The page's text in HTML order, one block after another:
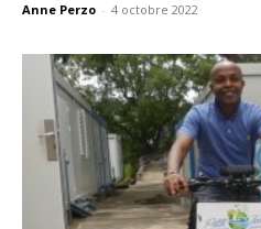
Anne Perzo - 4 octobre 2022